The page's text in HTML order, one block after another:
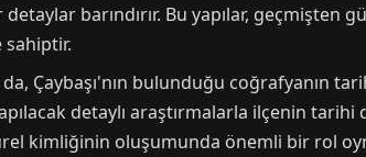
barındırır. Bu yapılar, geçmişten
sahiptir.
Çaybaşı'nın bulunduğu coğrafyanın
detaylı araştırmalarla ilçenin
kimliğinin oluşumunda önemli bir rol